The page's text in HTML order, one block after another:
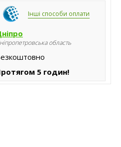
Інші способи оплати
область
5 годин!